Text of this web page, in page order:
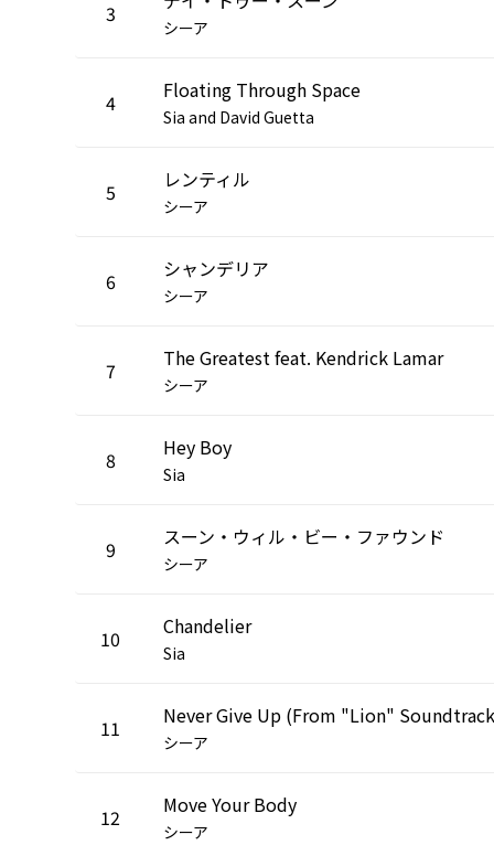
3
シーア
4 Floating Through Space
Sia and David Guetta
5 レンティル
シーア
6 シャンデリア
シーア
7 The Greatest feat. Kendrick Lamar
シーア
8 Hey Boy
Sia
9 スーン・ウィル・ビー・ファウンド
シーア
10 Chandelier
Sia
11 Never Give Up (From "Lion"
シーア
12 Move Your Body
シーア